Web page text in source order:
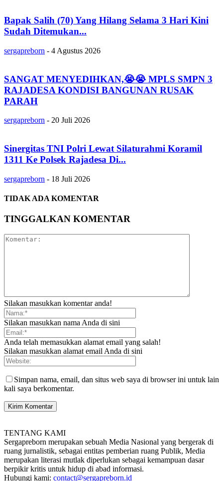
Bapak Salih (70) Yang Hilang Selama 3 Hari Kini
Sudah Ditemukan...
sergapreborn - 4 Agustus 2026
SANGAT MENYEDIHKAN,😭😭 MPLS SMPN 3
RAJADESA KONDISI BANGUNAN RUSAK
PARAH
sergapreborn - 20 Juli 2026
Sinergitas TNI Polri Lewat Silaturahmi Koramil
1311 Ke Polsek Rajadesa Di...
sergapreborn - 18 Juli 2026
TIDAK ADA KOMENTAR
TINGGALKAN KOMENTAR
Silakan masukkan komentar anda!
Silakan masukkan nama Anda di sini
Anda telah memasukkan alamat email yang salah!
Silakan masukkan alamat email Anda di sini
Simpan nama, email, dan situs web saya di browser ini untuk lain
kali saya berkomentar.
TENTANG KAMI
Sergapreborn merupakan sebuah Media Nasional yang bergerak di
ruang jurnalistik, sebagai entitas pemberian ruang Publik, Media
merupakan literasi mutlak diperlukan sebagai kemampuan dasar
berpikir kritis untuk hidup di abad informasi.
Hubungi kami: contact@sergapreborn.id